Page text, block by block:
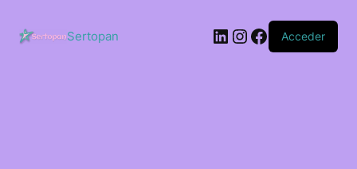
contenido
Sertopan LinkedIn
Instagram
Facebook
Acceder